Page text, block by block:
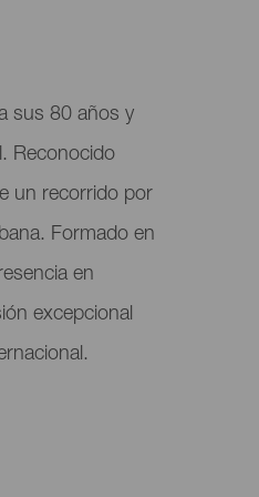
sus 80 años y
Reconocido
un recorrido por
Formado en
en
excepcional